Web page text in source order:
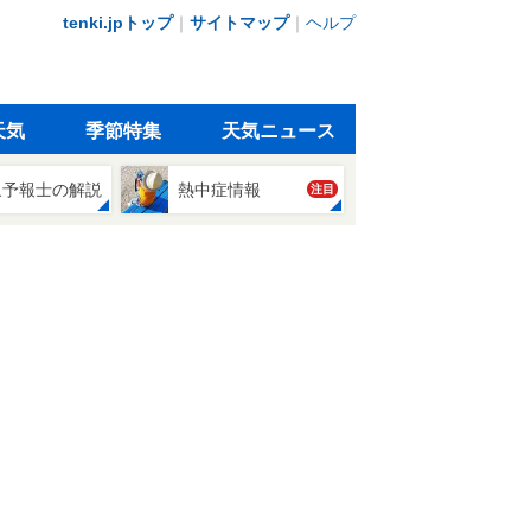
tenki.jpトップ｜ サイトマップ｜ ヘルプ
気 季節特集 天気ニュース
報士の解説 熱中症情報 注目